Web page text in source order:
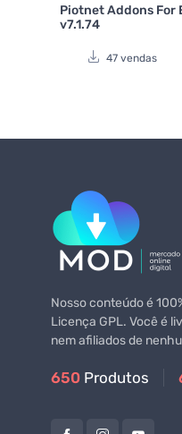
Woocommerce
Avaliação
Piotnet Addons For
v7.1.74
47 vendas
Nosso conteúdo é
Licença GPL. Você é
nem afiliados de
650 Produtos